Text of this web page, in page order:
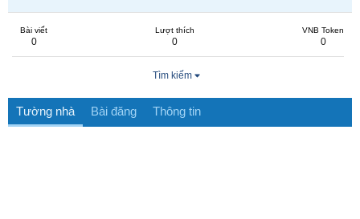
Bài viết
0
Lượt thích
0
VNB Token
0
Tìm kiếm
Tường nhà Bài đăng Thông tin